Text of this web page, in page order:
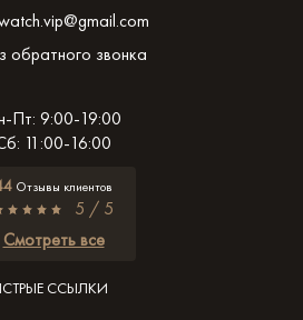
обратного звонка
Пт: 9:00-19:00
11:00-16:00
Отзывы клиентов
5 / 5
Смотреть все
ССЫЛКИ